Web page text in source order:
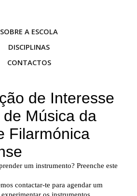
SOBRE A ESCOLA
DISCIPLINAS
CONTACTOS